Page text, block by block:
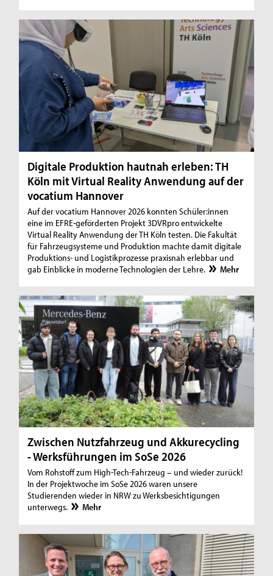
Digitale Produktion hautnah erleben: TH
Köln mit Virtual Reality Anwendung auf der
vocatium Hannover
Auf der vocatium Hannover 2026 konnten Schüler:innen
eine im EFRE-geförderten Projekt 3DVRpro entwickelte
Virtual Reality Anwendung der TH Köln testen. Die Fakultät
für Fahrzeugsysteme und Produktion machte damit digitale
Produktions- und Logistikprozesse praxisnah erlebbar und
gab Einblicke in moderne Technologien der Lehre.
Mehr
Zwischen Nutzfahrzeug und Akkurecycling
- Werksführungen im SoSe 2026
Vom Rohstoff zum High-Tech-Fahrzeug – und wieder zurück!
In der Projektwoche im SoSe 2026 waren unsere
Studierenden wieder in NRW zu Werksbesichtigungen
unterwegs.
Mehr